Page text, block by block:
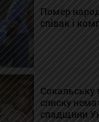
Помер
співак і
Сокальську
списку
спадщини